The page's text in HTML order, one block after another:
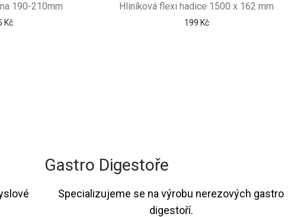
190-210mm
Kč
Hliníková flexi hadice 1500 x 162 mm
199 Kč
Gastro Digestoře
Specializujeme se na výrobu nerezových gastro
digestoří.